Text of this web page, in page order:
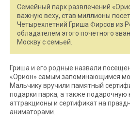
Семейный парк развлечений
важную веху, став миллионы
Четырехлетний Гриша Фирсов из
обладателем этого почетного
Москву с семьей.
Гриша и его родные назвали
«Орион» самым запоминающимся
Мальчику вручили памятный
подарки парка, а также подарочную
аттракционы и сертификат на
аниматорами.